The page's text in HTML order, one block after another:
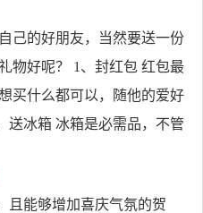
己的好朋友，当然要送一份
物好呢？ 1、封红包 红包最
买什么都可以，随他的爱好
送冰箱 冰箱是必需品，不管
且能够增加喜庆气氛的贺